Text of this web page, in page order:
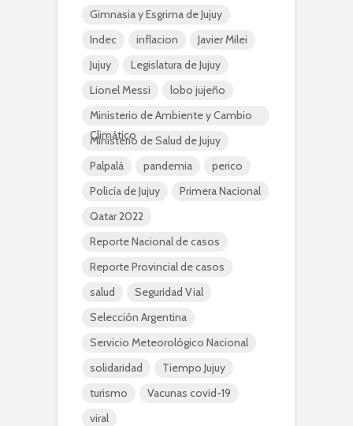
Gimnasia y Esgrima de Jujuy
Indec
inflacion
Javier Milei
Jujuy
Legislatura de Jujuy
Lionel Messi
lobo jujeño
Ministerio de Ambiente y Cambio
Climático
Ministerio de Salud de Jujuy
Palpalá
pandemia
perico
Policía de Jujuy
Primera Nacional
Qatar 2022
Reporte Nacional de casos
Reporte Provincial de casos
salud
Seguridad Vial
Selección Argentina
Servicio Meteorológico Nacional
solidaridad
Tiempo Jujuy
turismo
Vacunas covid-19
viral